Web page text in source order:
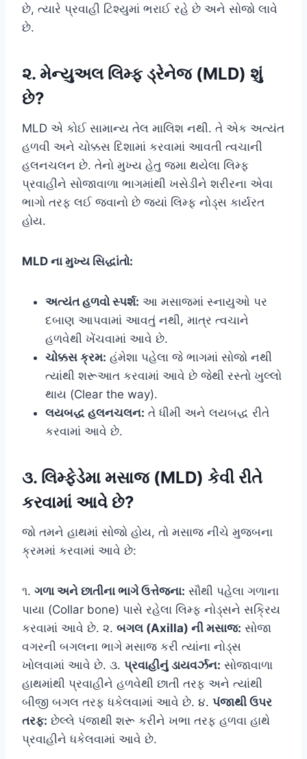
છે, ત્યારે પ્રવાહી ટિશ્યુમાં ભરાઈ રહે છે અને સોજો લાવે
છે.
૨. મેન્યુઅલ લિમ્ફ ડ્રેનેજ (MLD) શું
છે?
MLD એ કોઈ સામાન્ય તેલ માલિશ નથી. તે એક અત્યંત
હળવી અને ચોક્કસ દિશામાં કરવામાં આવતી ત્વચાની
હલનચલન છે. તેનો મુખ્ય હેતુ જમા થયેલા લિમ્ફ
પ્રવાહીને સોજાવાળા ભાગમાંથી ખસેડીને શરીરના એવા
ભાગો તરફ લઈ જવાનો છે જ્યાં લિમ્ફ નોડ્સ કાર્યરત
હોય.
MLD ના મુખ્ય સિદ્ધાંતો:
અત્યંત હળવો સ્પર્શ: આ મસાજમાં સ્નાયુઓ પર
દબાણ આપવામાં આવતું નથી, માત્ર ત્વચાને
હળવેથી ખેંચવામાં આવે છે.
ચોક્કસ ક્રમ: હંમેશા પહેલા જે ભાગમાં સોજો નથી
ત્યાંથી શરૂઆત કરવામાં આવે છે જેથી રસ્તો ખુલ્લો
થાય (Clear the way).
લયબદ્ધ હલનચલન: તે ધીમી અને લયબદ્ધ રીતે
કરવામાં આવે છે.
૩. લિમ્ફેડેમા મસાજ (MLD) કેવી રીતે
કરવામાં આવે છે?
જો તમને હાથમાં સોજો હોય, તો મસાજ નીચે મુજબના
ક્રમમાં કરવામાં આવે છે:
૧. ગળા અને છાતીના ભાગે ઉત્તેજના: સૌથી પહેલા ગળાના
પાયા (Collar bone) પાસે રહેલા લિમ્ફ નોડ્સને સક્રિય
કરવામાં આવે છે. ૨. બગલ (Axilla) ની મસાજ: સોજા
વગરની બગલના ભાગે મસાજ કરી ત્યાંના નોડ્સ
ખોલવામાં આવે છે. ૩. પ્રવાહીનું ડાયવર્ઝન: સોજાવાળા
હાથમાંથી પ્રવાહીને હળવેથી છાતી તરફ અને ત્યાંથી
બીજી બગલ તરફ ધકેલવામાં આવે છે. ૪. પંજાથી ઉપર
તરફ: છેલ્લે પંજાથી શરૂ કરીને ખભા તરફ હળવા હાથે
પ્રવાહીને ધકેલવામાં આવે છે.